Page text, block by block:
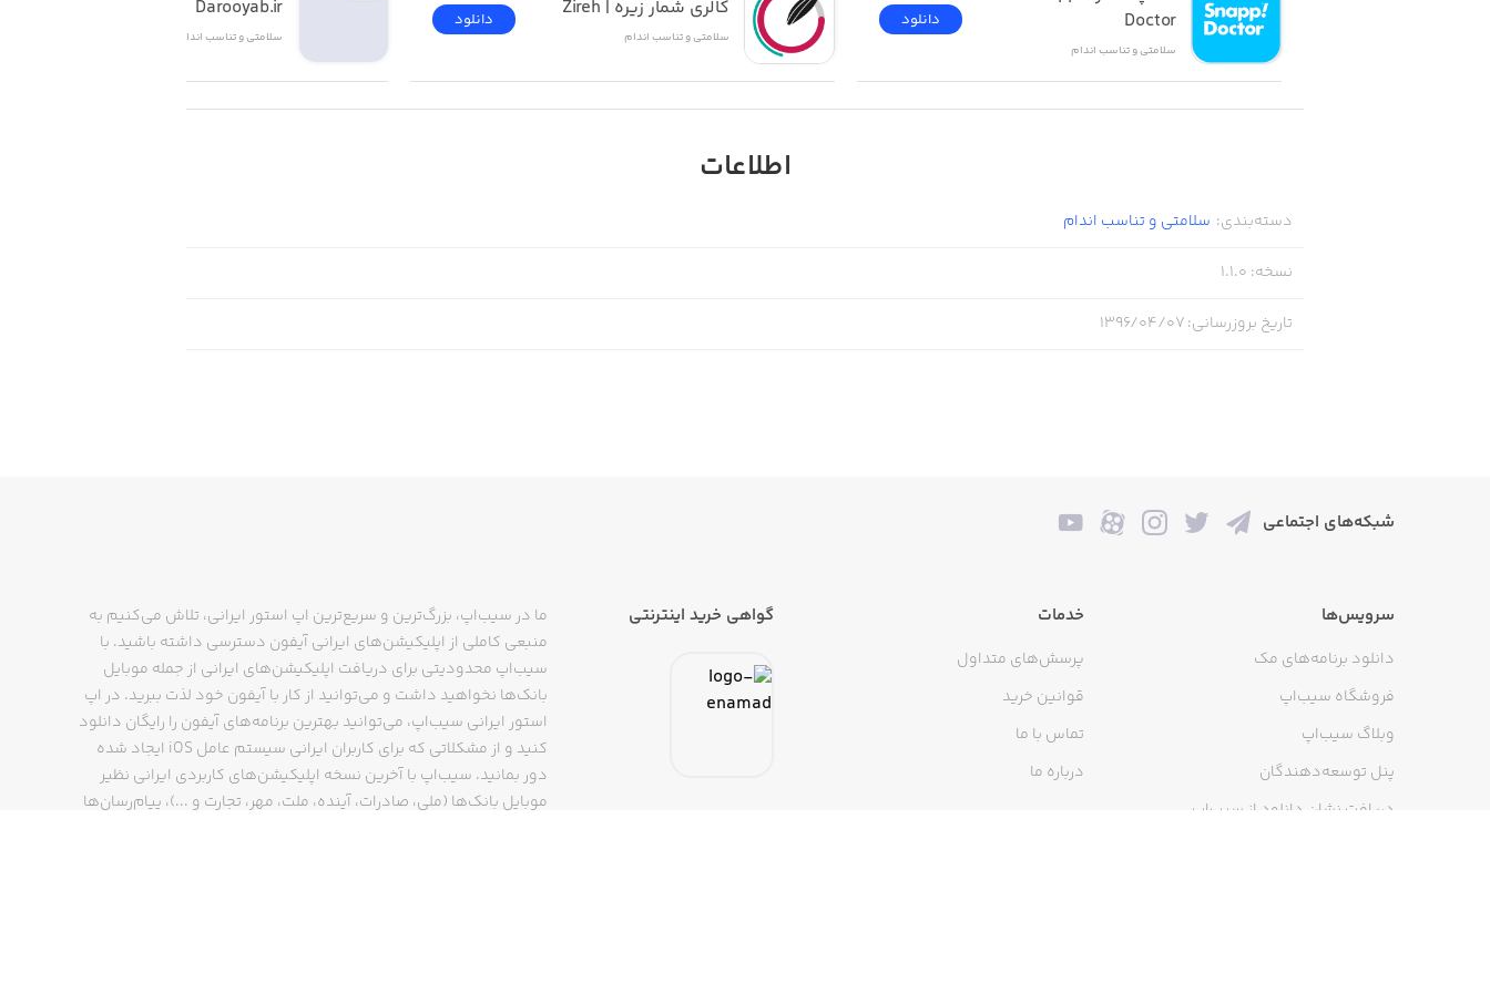
Doctor
سلامتی و تناسب اندام
دانلود کالری شمار زیره | Zireh
سلامتی و تناسب اندام
دانلود Darooyab.ir
سلامتی و تناسب اندام
اطلاعات
دسته‌بندی: سلامتی و تناسب اندام
نسخه:
1.1.0
تاریخ بروزرسانی:۱۳۹۶/۰۴/۰۷
شبکه‌های اجتماعی
سرویس‌ها
دانلود برنامه‌های مک
فروشگاه سیب‌اپ
وبلاگ سیب‌اپ
پنل توسعه‌دهندگان
دریافت نشان دانلود از سیب‌اپ
خدمات
پرسش‌های متداول
قوانین خرید
تماس با ما
درباره ما
گواهی خرید اینترنتی
ما در سیب‌اپ، بزرگ‌ترین و سریع‌ترین اپ استور ایرانی، تلاش می‌کنیم به
منبعی کاملی از اپلیکیشن‌های ایرانی آیفون دسترسی داشته باشید. با
سیب‌اپ محدودیتی برای دریافت اپلیکیشن‌های ایرانی از جمله موبایل
بانک‌ها نخواهید داشت و می‌توانید از کار با آیفون خود لذت ببرید. در اپ
استور ایرانی سیب‌اپ، می‌توانید بهترین برنامه‌های آیفون را رایگان دانلود
کنید و از مشکلاتی که برای کاربران ایرانی سیستم عامل iOS ایجاد شده
دور بمانید. سیب‌اپ با آخرین نسخه اپلیکیشن‌های کاربردی ایرانی نظیر
موبایل بانک‌ها (ملی، صادرات، آینده، ملت، مهر، تجارت و ...)، پیام‌رسان‌ها